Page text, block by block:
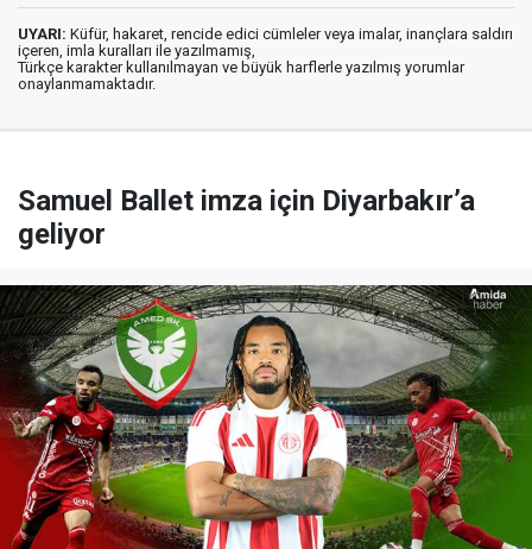
UYARI: Küfür, hakaret, rencide edici cümleler veya imalar, inançlara saldırı
içeren, imla kuralları ile yazılmamış,
Türkçe karakter kullanılmayan ve büyük harflerle yazılmış yorumlar
onaylanmamaktadır.
Samuel Ballet imza için Diyarbakır’a
geliyor